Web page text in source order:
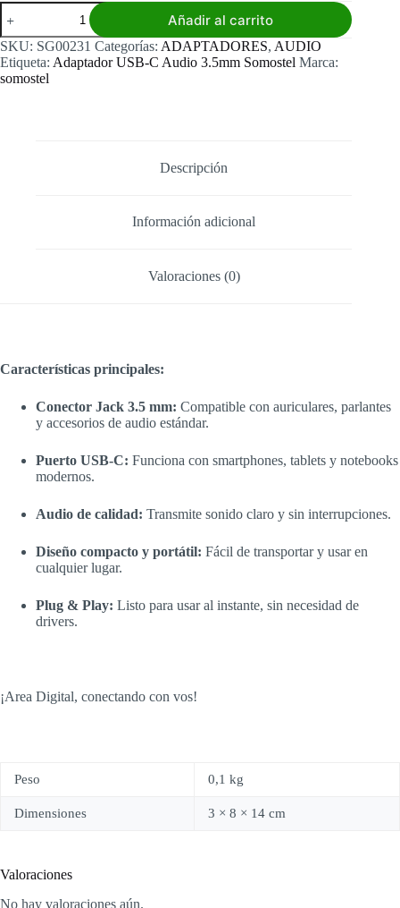
Adaptador
USB-
C
a
Jack
3.5
Añadir al carrito
SKU: SG00231 Categorías: ADAPTADORES, AUDIO
Etiqueta: Adaptador USB-C Audio 3.5mm Somostel Marca:
somostel
Descripción
Información adicional
Valoraciones (0)
Características principales:
Conector Jack 3.5 mm: Compatible con auriculares, parlantes
y accesorios de audio estándar.
Puerto USB-C: Funciona con smartphones, tablets y notebooks
modernos.
Audio de calidad: Transmite sonido claro y sin interrupciones.
Diseño compacto y portátil: Fácil de transportar y usar en
cualquier lugar.
Plug & Play: Listo para usar al instante, sin necesidad de
drivers.
¡Area Digital, conectando con vos!
Peso 0,1 kg
Dimensiones 3 × 8 × 14 cm
Valoraciones
No hay valoraciones aún.